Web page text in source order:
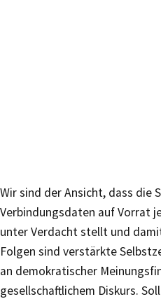
Wir sind der Ansicht, dass die
Verbindungsdaten auf Vorrat
unter Verdacht stellt und
Folgen sind verstärkte
an demokratischer
gesellschaftlichem Diskurs.